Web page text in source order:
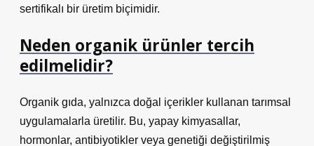
sertifikalı bir üretim biçimidir.
Neden organik ürünler tercih
edilmelidir?
Organik gıda, yalnızca doğal içerikler kullanan tarımsal
uygulamalarla üretilir. Bu, yapay kimyasallar,
hormonlar, antibiyotikler veya genetiği değiştirilmiş